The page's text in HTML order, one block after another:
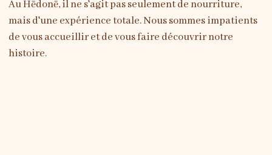
Au Hēdonē, il ne s'agit pas seulement de nourriture,
mais d'une expérience totale. Nous sommes impatients
de vous accueillir et de vous faire découvrir notre
histoire.